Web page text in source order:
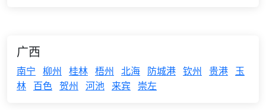
广西
南宁 柳州 桂林 梧州 北海 防城港 钦州 贵港 玉
林 百色 贺州 河池 来宾 崇左